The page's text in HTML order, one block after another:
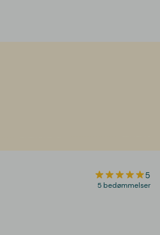
5
5 bedømmelser